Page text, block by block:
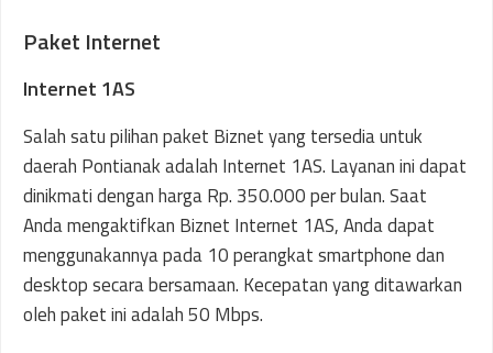
Paket Internet
Internet 1AS
Salah satu pilihan paket Biznet yang tersedia untuk
daerah Pontianak adalah Internet 1AS. Layanan ini dapat
dinikmati dengan harga Rp. 350.000 per bulan. Saat
Anda mengaktifkan Biznet Internet 1AS, Anda dapat
menggunakannya pada 10 perangkat smartphone dan
desktop secara bersamaan. Kecepatan yang ditawarkan
oleh paket ini adalah 50 Mbps.